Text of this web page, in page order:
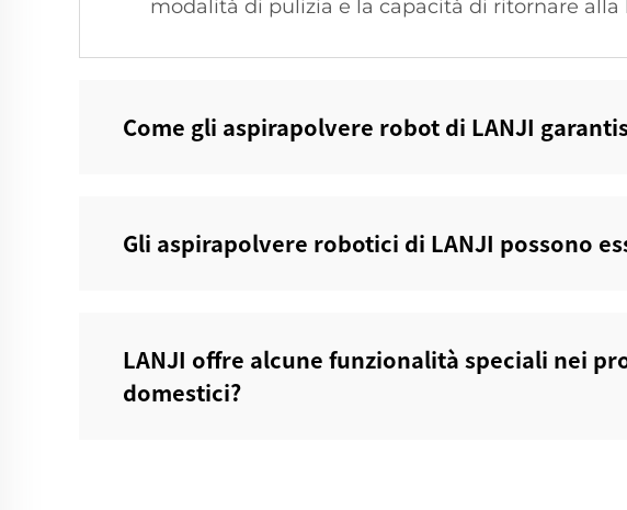
modalità di pulizia e la capacità di ritornare
Come gli aspirapolvere robot di LANJI
Gli aspirapolvere robotici di LANJI possono
LANJI offre alcune funzionalità speciali nei
domestici?‌